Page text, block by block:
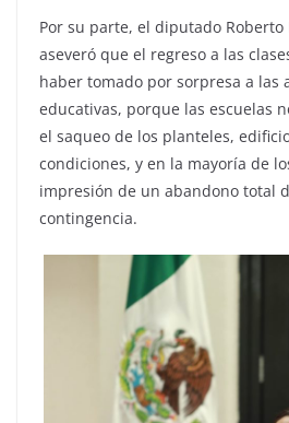
Por su parte, el diputado Roberto
aseveró que el regreso a las
haber tomado por sorpresa a las
educativas, porque las escuelas
el saqueo de los planteles,
condiciones, y en la mayoría de
impresión de un abandono total
contingencia.